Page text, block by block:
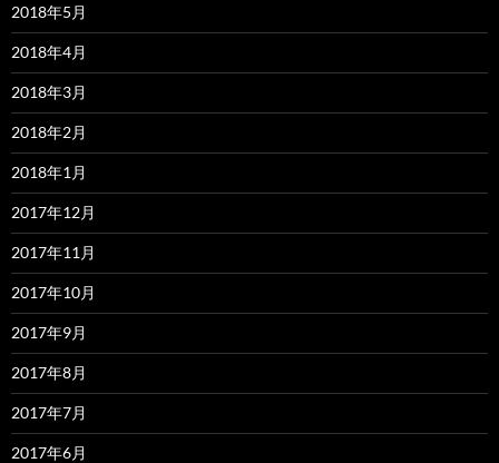
2018年5月
2018年4月
2018年3月
2018年2月
2018年1月
2017年12月
2017年11月
2017年10月
2017年9月
2017年8月
2017年7月
2017年6月